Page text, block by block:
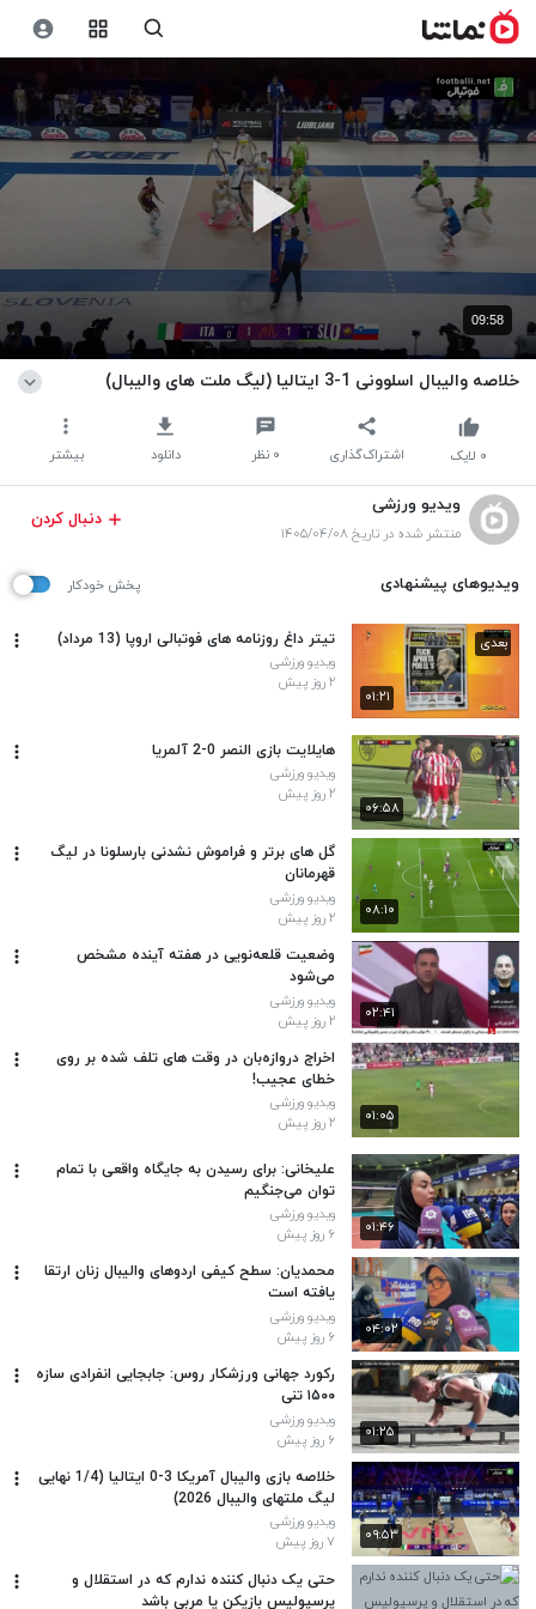
09:58
خلاصه والیبال اسلوونی 1-3 ایتالیا (لیگ ملت های والیبال)
اشتراک‌گذاری ۰ نظر دانلود بیشتر ۰ لایک
ویدیو ورزشی
منتشر شده در تاریخ ۱۴۰۵/۰۴/۰۸
دنبال کردن
ویدیوهای پیشنهادی پخش خودکار
۰۱:۲۱
بعدی تیتر داغ روزنامه های فوتبالی اروپا (13 مرداد)
ویدیو ورزشی
۲ روز پیش
۰۶:۵۸
هایلایت بازی النصر 0-2 آلمریا
ویدیو ورزشی
۲ روز پیش
۰۸:۱۰
گل های برتر و فراموش نشدنی بارسلونا در لیگ
قهرمانان
ویدیو ورزشی
۲ روز پیش
۰۲:۴۱
وضعیت قلعه‌نویی در هفته آینده مشخص
می‌شود
ویدیو ورزشی
۲ روز پیش
۰۱:۰۵
اخراج دروازه‌بان در وقت های تلف شده بر روی
خطای عجیب!
ویدیو ورزشی
۲ روز پیش
۰۱:۴۶
علیخانی: برای رسیدن به جایگاه واقعی با تمام
توان می‌جنگیم
ویدیو ورزشی
۶ روز پیش
۰۴:۰۲
محمدیان: سطح کیفی اردوهای والیبال زنان ارتقا
یافته است
ویدیو ورزشی
۶ روز پیش
۰۱:۲۵
رکورد جهانی ورزشکار روس: جابجایی انفرادی سازه
۱۵۰۰ تنی
ویدیو ورزشی
۶ روز پیش
۰۹:۵۳
خلاصه بازی والیبال آمریکا 3-0 ایتالیا (1/4 نهایی
لیگ ملتهای والیبال 2026)
ویدیو ورزشی
۷ روز پیش
حتی یک دنبال کننده ندارم که در استقلال و
پرسپولیس بازیکن یا مربی باشد